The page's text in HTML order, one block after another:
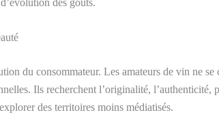
du consommateur. Les amateurs de vin ne se
Ils recherchent l’originalité, l’authenticité,
des territoires moins médiatisés.